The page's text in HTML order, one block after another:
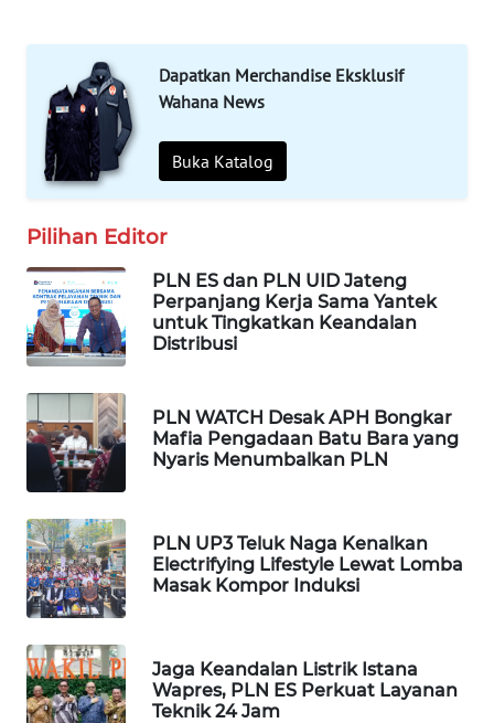
Dapatkan Merchandise Eksklusif
Wahana News
Buka Katalog
Pilihan Editor
PLN ES dan PLN UID Jateng
Perpanjang Kerja Sama Yantek
untuk Tingkatkan Keandalan
Distribusi
PLN WATCH Desak APH Bongkar
Mafia Pengadaan Batu Bara yang
Nyaris Menumbalkan PLN
PLN UP3 Teluk Naga Kenalkan
Electrifying Lifestyle Lewat Lomba
Masak Kompor Induksi
Jaga Keandalan Listrik Istana
Wapres, PLN ES Perkuat Layanan
Teknik 24 Jam
KELISTRIKAN
WALINKI
ID
MAWAKA
MARTABAT
NET
PLN
MKLI
LKKI
KOPEKLIN
PORTAL
KONSUMEN